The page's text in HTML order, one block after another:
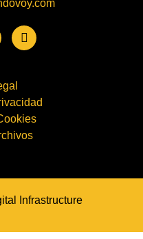
Infrastructure